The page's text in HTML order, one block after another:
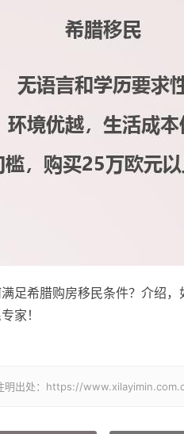
足希腊购房移民条件？介绍
家！
明出处：https://